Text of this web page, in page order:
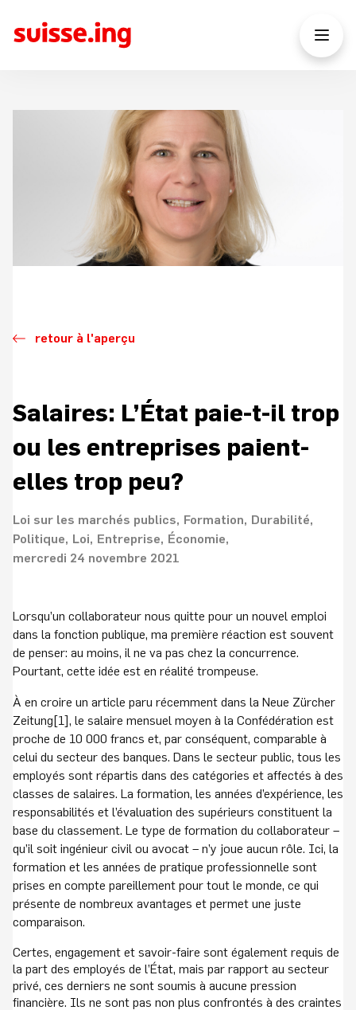
retour à l'aperçu
Salaires: L’État paie-t-il trop
ou les entreprises paient-
elles trop peu?
Loi sur les marchés publics Formation
Durabilité
Politique
Loi Entreprise
Économie
mercredi 24 novembre 2021
Lorsqu’un collaborateur nous quitte pour un nouvel emploi
dans la fonction publique, ma première réaction est souvent
de penser: au moins, il ne va pas chez la concurrence.
Pourtant, cette idée est en réalité trompeuse.
À en croire un article paru récemment dans la Neue Zürcher
Zeitung[1], le salaire mensuel moyen à la Confédération est
proche de 10 000 francs et, par conséquent, comparable à
celui du secteur des banques. Dans le secteur public, tous les
employés sont répartis dans des catégories et affectés à des
classes de salaires. La formation, les années d’expérience, les
responsabilités et l’évaluation des supérieurs constituent la
base du classement. Le type de formation du collaborateur –
qu’il soit ingénieur civil ou avocat – n’y joue aucun rôle. Ici, la
formation et les années de pratique professionnelle sont
prises en compte pareillement pour tout le monde, ce qui
présente de nombreux avantages et permet une juste
comparaison.
Certes, engagement et savoir-faire sont également requis de
la part des employés de l’État, mais par rapport au secteur
privé, ces derniers ne sont soumis à aucune pression
financière. Ils ne sont pas non plus confrontés à des craintes